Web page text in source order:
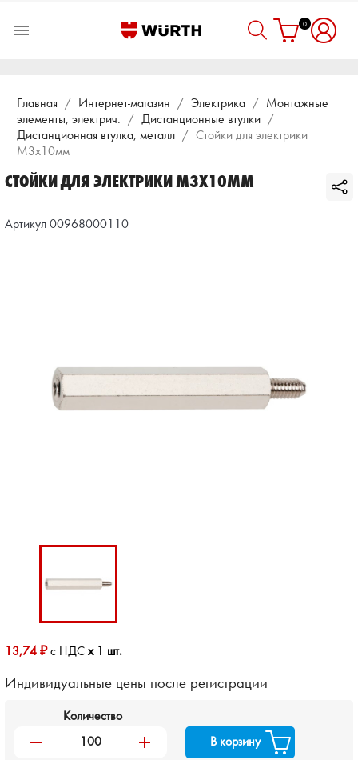
 0
Главная Интернет-магазин Электрика
Монтажные
элементы, электрич.
Дистанционные втулки
Дистанционная втулка, металл
Стойки для электрики
М3х10мм
СТОЙКИ ДЛЯ ЭЛЕКТРИКИ М3Х10ММ
Артикул 00968000110
13,74 ₽с НДСx 1 шт.
Индивидуальные цены после регистрации
Количество
remove add В корзину